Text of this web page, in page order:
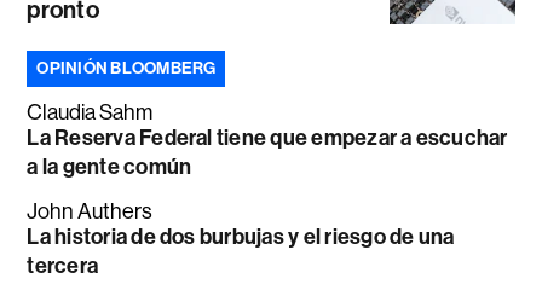
pronto
OPINIÓN BLOOMBERG
Claudia Sahm
La Reserva Federal tiene que empezar a escuchar
a la gente común
John Authers
La historia de dos burbujas y el riesgo de una
tercera